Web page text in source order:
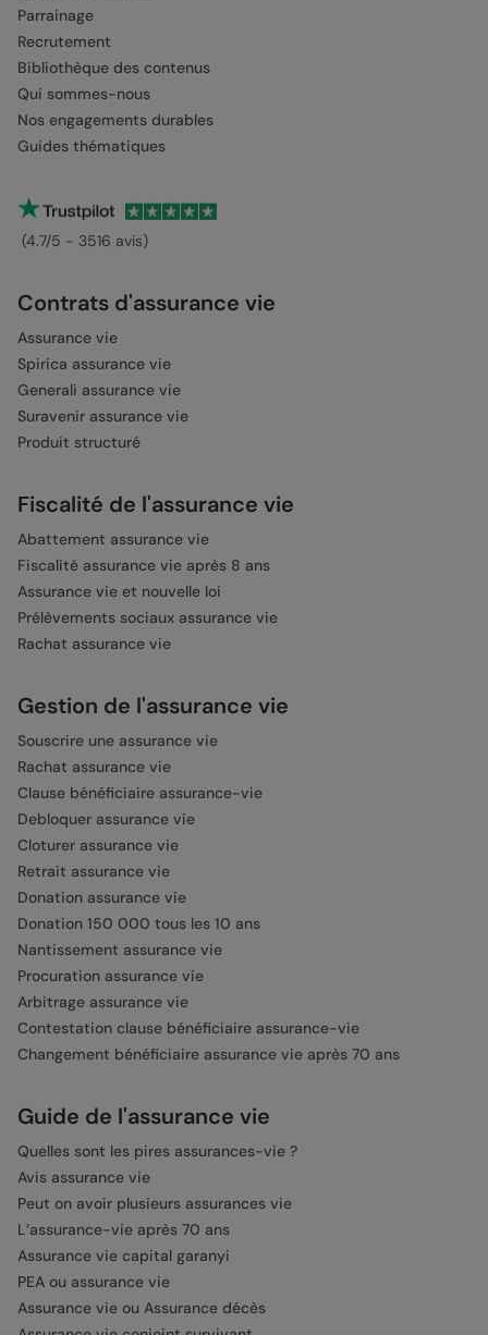
Parrainage
Recrutement
Bibliothèque des contenus
Qui sommes-nous
Nos engagements durables
Guides thématiques
(4.7/5 - 3516 avis)
Contrats d'assurance vie
Assurance vie
Spirica assurance vie
Generali assurance vie
Suravenir assurance vie
Produit structuré
Fiscalité de l'assurance vie
Abattement assurance vie
Fiscalité assurance vie après 8 ans
Assurance vie et nouvelle loi
Prélèvements sociaux assurance vie
Rachat assurance vie
Gestion de l'assurance vie
Souscrire une assurance vie
Rachat assurance vie
Clause bénéficiaire assurance-vie
Debloquer assurance vie
Cloturer assurance vie
Retrait assurance vie
Donation assurance vie
Donation 150 000 tous les 10 ans
Nantissement assurance vie
Procuration assurance vie
Arbitrage assurance vie
Contestation clause bénéficiaire assurance-vie
Changement bénéficiaire assurance vie après 70 ans
Guide de l'assurance vie
Quelles sont les pires assurances-vie ?
Avis assurance vie
Peut on avoir plusieurs assurances vie
L’assurance-vie après 70 ans
Assurance vie capital garanyi
PEA ou assurance vie
Assurance vie ou Assurance décès